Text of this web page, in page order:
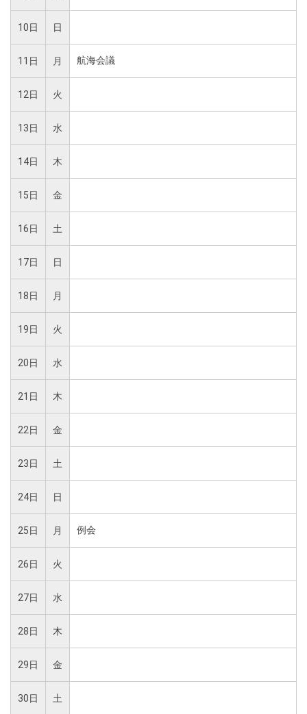
10日 日
11日 月 航海会議
12日 火
13日 水
14日 木
15日 金
16日 土
17日 日
18日 月
19日 火
20日 水
21日 木
22日 金
23日 土
24日 日
25日 月 例会
26日 火
27日 水
28日 木
29日 金
30日 土